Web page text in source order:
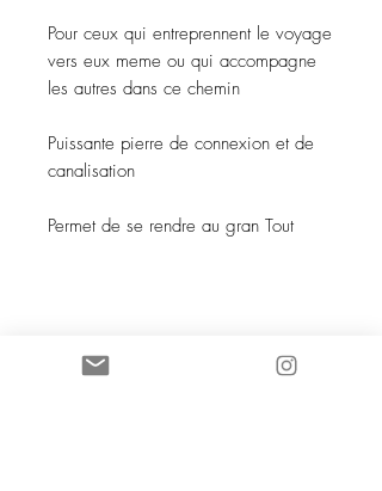
Pour ceux qui entreprennent le voyage
vers eux meme ou qui accompagne
les autres dans ce chemin
Puissante pierre de connexion et de
canalisation
Permet de se rendre au gran Tout
capital de 5 000 euros